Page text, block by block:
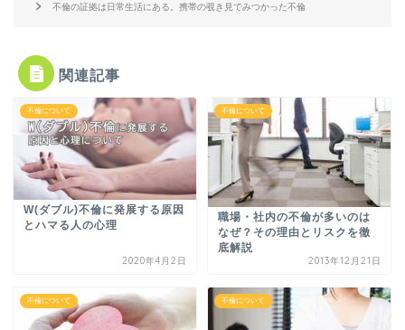
不倫の証拠は日常生活にある。携帯の覗き見でみつかった不倫
関連記事
不倫について
W(ダブル)不倫に発展する原因
とハマる人の心理
2020年4月2日
不倫について
職場・社内の不倫が多いのは
なぜ？その理由とリスクを徹
底解説
2013年12月21日
不倫について 不倫について